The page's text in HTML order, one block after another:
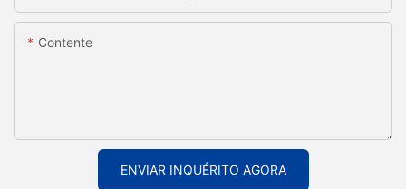
Contente
ENVIAR INQUÉRITO AGORA